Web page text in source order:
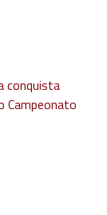
conquista
Campeonato